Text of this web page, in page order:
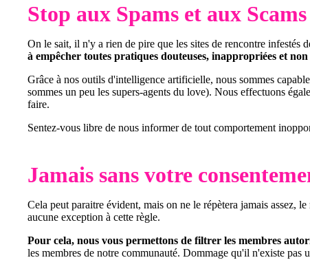
Stop aux Spams et aux Scams
On le sait, il n'y a rien de pire que les sites de rencontre infestés
à empêcher toutes pratiques douteuses, inappropriées et
Grâce à nos outils d'intelligence artificielle, nous sommes
sommes un peu les supers-agents du love). Nous effectuons
faire.
Sentez-vous libre de nous informer de tout comportement
Jamais sans votre
Cela peut paraitre évident, mais on ne le répètera jamais assez,
aucune exception à cette règle.
Pour cela, nous vous permettons de filtrer les membres
les membres de notre communauté. Dommage qu'il n'existe pas